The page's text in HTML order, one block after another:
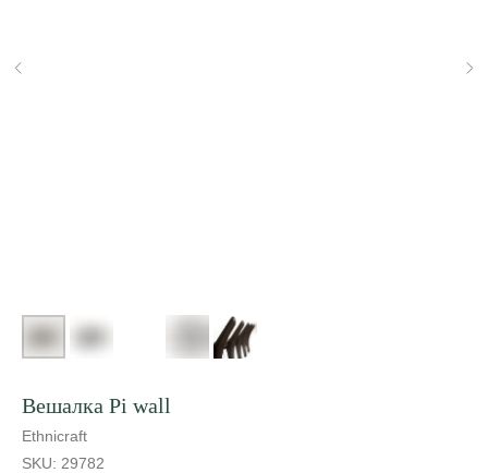
Вешалка Pi wall
Ethnicraft
SKU: 29782